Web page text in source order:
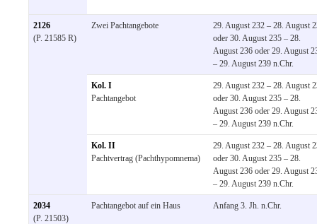
2126
(P. 21585 R)
Zwei Pachtangebote
29. August 232 – 28. August
oder 30. August 235 – 28.
August 236 oder 29. August
– 29. August 239 n.Chr.
Kol. I
Pachtangebot
29. August 232 – 28. August
oder 30. August 235 – 28.
August 236 oder 29. August
– 29. August 239 n.Chr.
Kol. II
Pachtvertrag (Pachthypomnema)
29. August 232 – 28. August
oder 30. August 235 – 28.
August 236 oder 29. August
– 29. August 239 n.Chr.
2034
(P. 21503)
Pachtangebot auf ein Haus Anfang 3. Jh. n.Chr.